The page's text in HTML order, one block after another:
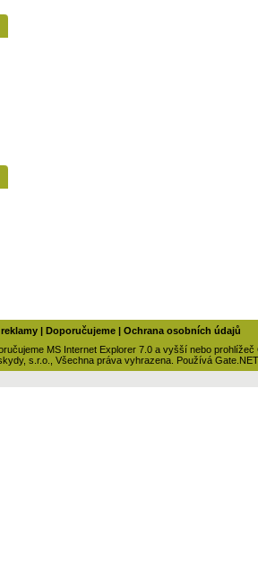
Doporučujeme
Ochrana osobních údajů
MS Internet Explorer 7.0 a vyšší nebo prohlížeč
s.r.o., Všechna práva vyhrazena. Používá